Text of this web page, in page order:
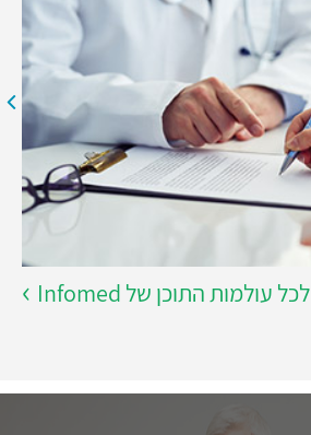
לכל עולמות התוכן של Infomed